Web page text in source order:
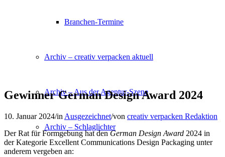
Branchen-Termine
Archiv – creativ verpacken aktuell
Archiv – Aus der Agentur-Szene
Archiv – Schlaglichter
Gewinner German Design Award 2024
10. Januar 2024/in Ausgezeichnet/von creativ verpacken Redaktion
Der Rat für Formgebung hat denGerman Design Award 2024 in
der Kategorie Excellent Communications Design Packaging unter
anderem vergeben an: